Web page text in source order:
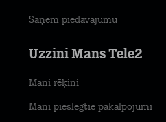
Saņem piedāvājumu
Uzzini Mans Tele2
Mani rēķini
Mani pieslēgtie pakalpojumi